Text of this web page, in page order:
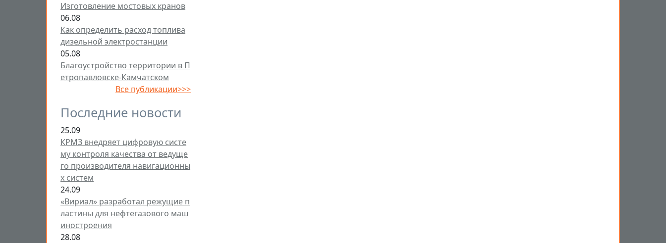
Изготовление мостовых кранов
06.08
Как определить расход топлива
дизельной электростанции
05.08
Благоустройство территории в П
етропавловске-Камчатском
Все публикации>>>
Последние новости
25.09
КРМЗ внедряет цифровую систе
му контроля качества от ведуще
го производителя навигационны
х систем
24.09
«Вириал» разработал режущие п
ластины для нефтегазового маш
иностроения
28.08